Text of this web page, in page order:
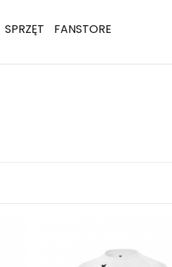
SPRZĘT
FANSTORE